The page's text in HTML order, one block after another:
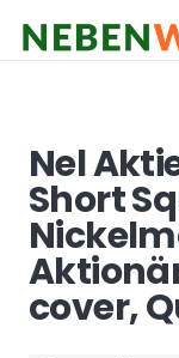
Nel
Short
cover,